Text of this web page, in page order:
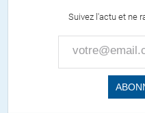
différents. De plus, le
listings de produits
Enfin, quand un vendeur
pour avoir plus d’info sur un
principale affichait même le
vendeur… Ne soyons pas
Suivez l'actu et ne